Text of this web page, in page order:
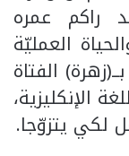
راكم عمره
العمليّة
الفتاة
الإنكليزية،
لكي يتزوّجا.